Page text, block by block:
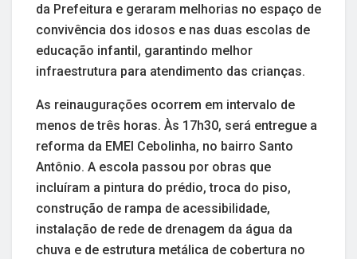
da Prefeitura e geraram melhorias no espaço de
convivência dos idosos e nas duas escolas de
educação infantil, garantindo melhor
infraestrutura para atendimento das crianças.
As reinaugurações ocorrem em intervalo de
menos de três horas. Às 17h30, será entregue a
reforma da EMEI Cebolinha, no bairro Santo
Antônio. A escola passou por obras que
incluíram a pintura do prédio, troca do piso,
construção de rampa de acessibilidade,
instalação de rede de drenagem da água da
chuva e de estrutura metálica de cobertura no